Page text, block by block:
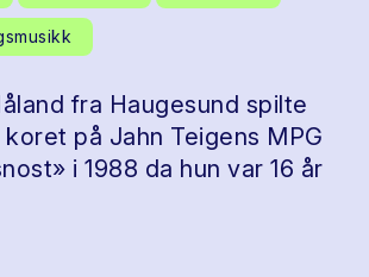
fra Haugesund spilte
på Jahn Teigens MPG
i 1988 da hun var 16 år